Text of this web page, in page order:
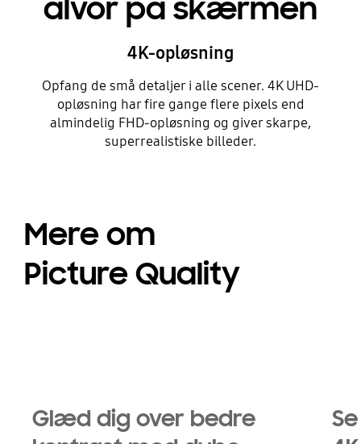
alvor på skærmen
4K-opløsning
Opfang de små detaljer i alle scener. 4K UHD-
opløsning har fire gange flere pixels end
almindelig FHD-opløsning og giver skarpe,
superrealistiske billeder.
Mere om
Picture Quality
Glæd dig over bedre